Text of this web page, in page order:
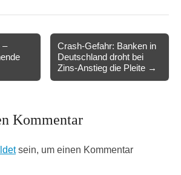
–
Crash-Gefahr: Banken in
Deutschland droht bei
Zins-Anstieg die Pleite →
Kommentar
sein, um einen Kommentar